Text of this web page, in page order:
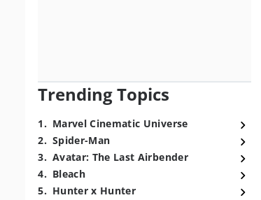
Trending Topics
1. Marvel Cinematic Universe
2. Spider-Man
3. Avatar: The Last Airbender
4. Bleach
5. Hunter x Hunter